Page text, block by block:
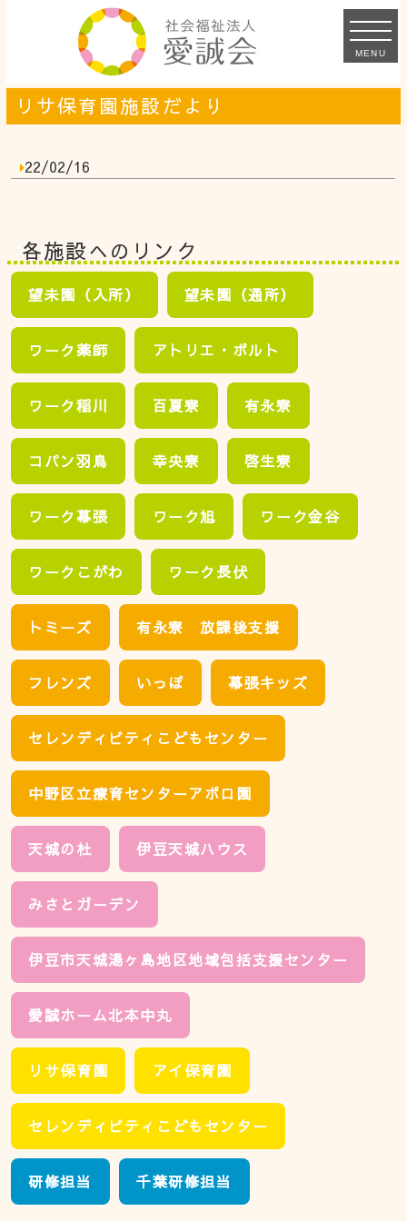
MENU
リサ保育園施設だより
22/02/16
各施設へのリンク
望未園（入所） 望未園（通所）
ワーク薬師 アトリエ・ポルト
ワーク稲川 百夏寮 有永寮
コパン羽鳥 幸央寮 啓生寮
ワーク幕張 ワーク旭 ワーク金谷
ワークこがわ ワーク長伏
トミーズ 有永寮 放課後支援
フレンズ いっぽ 幕張キッズ
セレンディピティこどもセンター
中野区立療育センターアポロ園
天城の杜 伊豆天城ハウス
みさとガーデン
伊豆市天城湯ヶ島地区地域包括支援センター
愛誠ホーム北本中丸
リサ保育園 アイ保育園
セレンディピティこどもセンター
研修担当 千葉研修担当